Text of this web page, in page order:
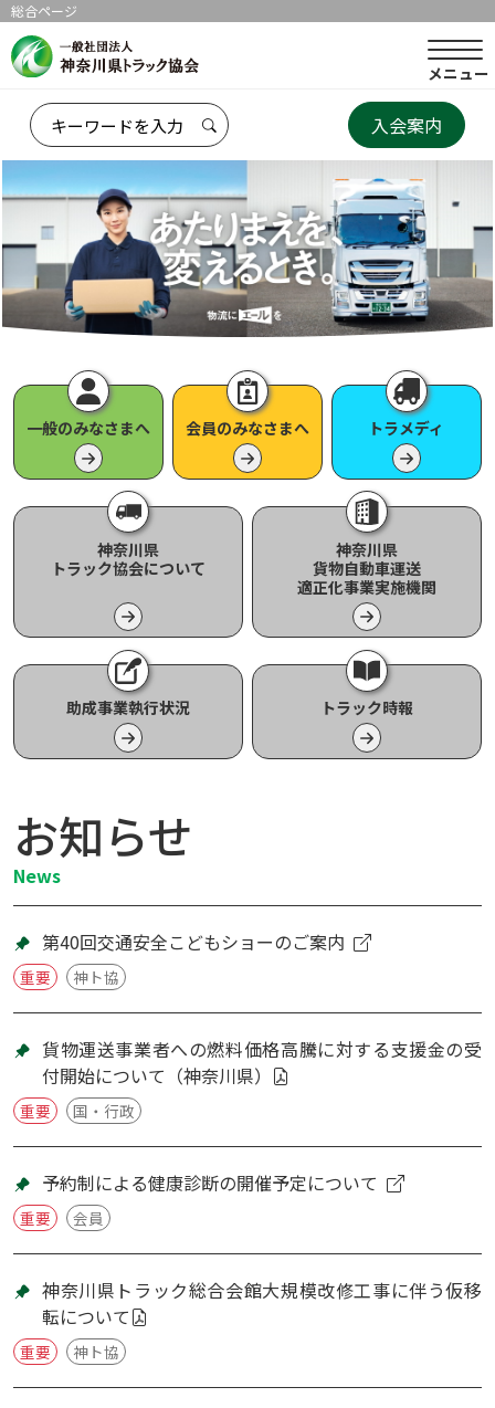
総合ページ
メニュー
入会案内
一般のみなさまへ 会員のみなさまへ トラメディ
神奈川県
トラック協会について
神奈川県
貨物自動車運送
適正化事業実施機関
助成事業執行状況 トラック時報
お知らせ
News
第40回交通安全こどもショーのご案内
重要 神ト協
貨物運送事業者への燃料価格高騰に対する支援金の受
付開始について（神奈川県）
重要 国・行政
予約制による健康診断の開催予定について
重要 会員
神奈川県トラック総合会館大規模改修工事に伴う仮移
転について
重要 神ト協